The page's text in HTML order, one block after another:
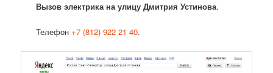
Вызов электрика на улицу Дмитрия Устинова.
Телефон+7 (812) 922 21 40.